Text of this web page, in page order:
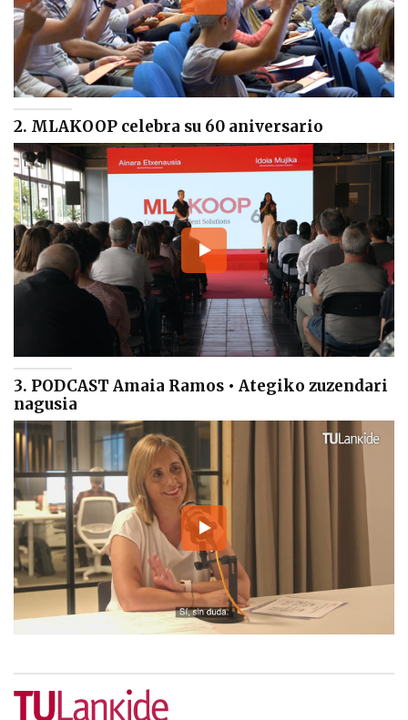
2. MLAKOOP celebra su 60 aniversario
3. PODCAST Amaia Ramos • Ategiko zuzendari
nagusia